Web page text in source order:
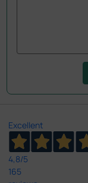
Excellent
4,8/5
165